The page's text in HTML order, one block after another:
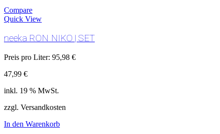
Compare
Quick View
neeka RON NIKO | SET
Preis pro Liter: 95,98 €
47,99 €
inkl. 19 % MwSt.
zzgl. Versandkosten
In den Warenkorb